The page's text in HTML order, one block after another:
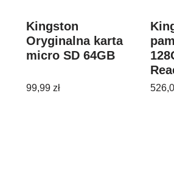
Kingston
Oryginalna karta
micro SD 64GB
99,99 zł